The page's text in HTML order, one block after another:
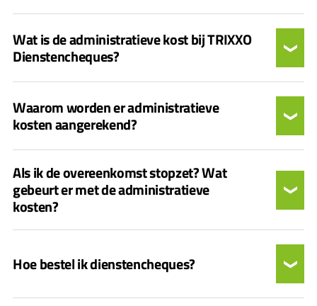
Wat is de administratieve kost bij TRIXXO
Dienstencheques?
Waarom worden er administratieve
kosten aangerekend?
Als ik de overeenkomst stopzet? Wat
gebeurt er met de administratieve
kosten?
Hoe bestel ik dienstencheques?